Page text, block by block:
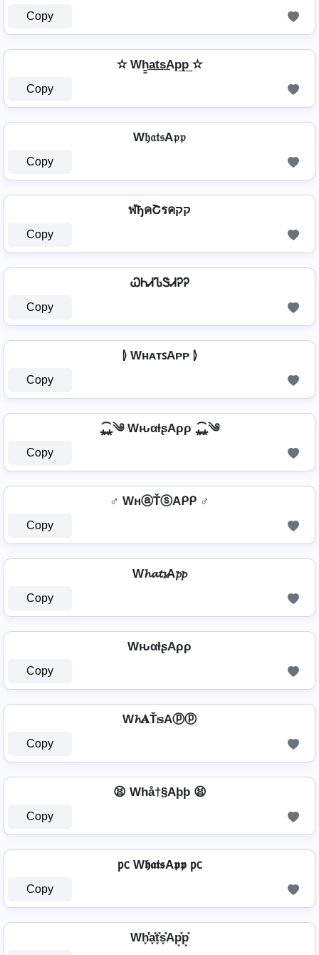
Copy
✫ Wh̳͢a͢t͢s͢Ap͢p͢ ✫
Copy
W𝔥𝔞𝔱𝔰A𝔭𝔭
Copy
ฬђคՇรคקק
Copy
ᏇᏂᏗᏖᏕᏗᎮᎮ
Copy
⦊ WʜᴀᴛꜱAᴘᴘ ⦊
Copy
⁎̯͡⁎༄ WԋαƚʂAρρ ⁎̯͡⁎༄
Copy
♂️ WнⓐŤⓢAᑭᑭ ♂️
Copy
W𝓱𝓪𝓽𝓼A𝓹𝓹
Copy
WԋαƚʂAρρ
Copy
W𝓱𝐀Ť𝕤Aⓟⓟ
Copy
😫 Whå†§Aþþ 😫
Copy
㍶ W𝖍𝖆𝖙𝖘A𝖕𝖕 ㍶
Copy
Wh͓̽̾a͓̽t͓̽s͓̽Ap͓̽p͓̽